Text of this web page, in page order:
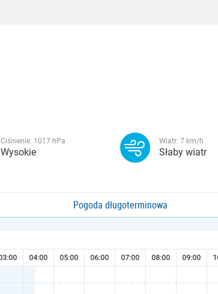
Ciśnienie: 1017 hPa
Wysokie
Wiatr: 7 km/h
Słaby wiatr
Pogoda długoterminowa